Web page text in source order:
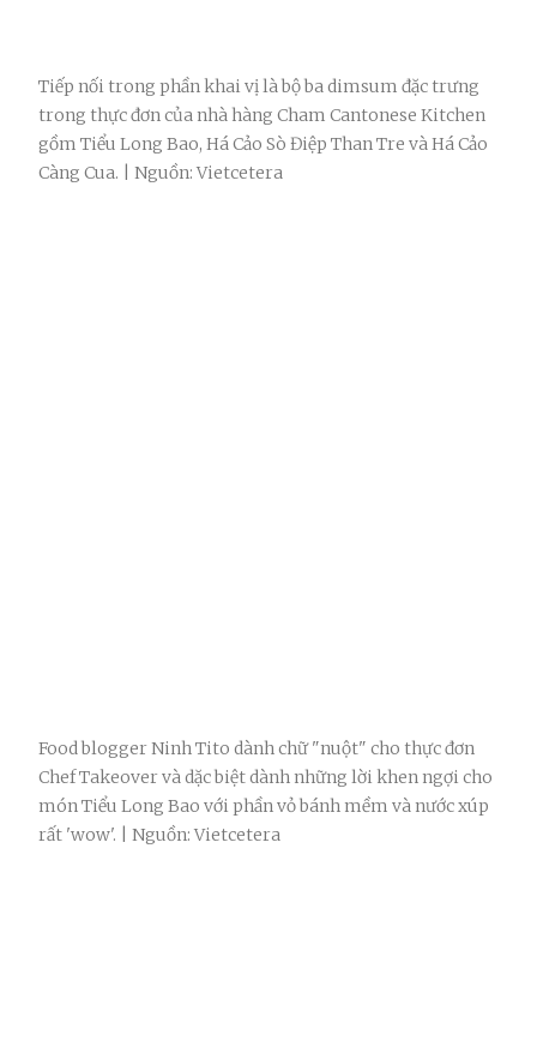
Tiếp nối trong phần khai vị là bộ ba dimsum đặc trưng
trong thực đơn của nhà hàng Cham Cantonese Kitchen
gồm Tiểu Long Bao, Há Cảo Sò Điệp Than Tre và Há Cảo
Càng Cua. | Nguồn: Vietcetera
Food blogger Ninh Tito dành chữ "nuột" cho thực đơn
Chef Takeover và dặc biệt dành những lời khen ngợi cho
món Tiểu Long Bao với phần vỏ bánh mềm và nước xúp
rất 'wow'. | Nguồn: Vietcetera